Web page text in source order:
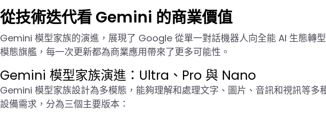
從技術迭代看 Gemini 的商業價值
Gemini 模型家族的演進，展現了 Google 從單一對話機器人向全能 AI 生態轉
模態旗艦，每一次更新都為商業應用帶來了更多可能性。
Gemini 模型家族演進：Ultra、Pro 與 Nano
Gemini 模型家族設計為多模態，能夠理解和處理文字、圖片、音訊和視訊等多
設備需求，分為三個主要版本：